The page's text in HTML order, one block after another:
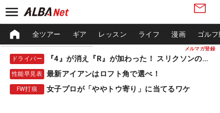
メルマガ登録
全ツアー ギア レッスン ライフ 漫画 ゴル
ドライバー 『4』が消え『R』が加わった！ スリクソンの新作
性能早見表 最新アイアンはロフト角で選べ！
FW打痕 女子プロが「ややトウ寄り」に当てるワケ